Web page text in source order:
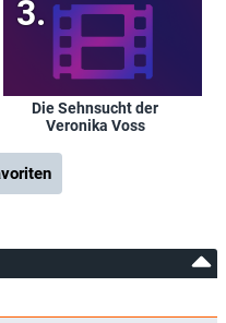
Die Sehnsucht der
Veronika Voss